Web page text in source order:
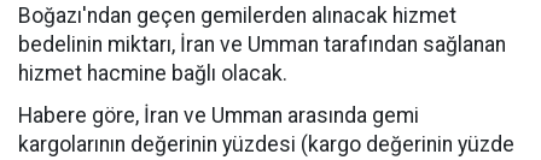
Boğazı'ndan geçen gemilerden alınacak hizmet
bedelinin miktarı, İran ve Umman tarafından sağlanan
hizmet hacmine bağlı olacak.
Habere göre, İran ve Umman arasında gemi
kargolarının değerinin yüzdesi (kargo değerinin yüzde